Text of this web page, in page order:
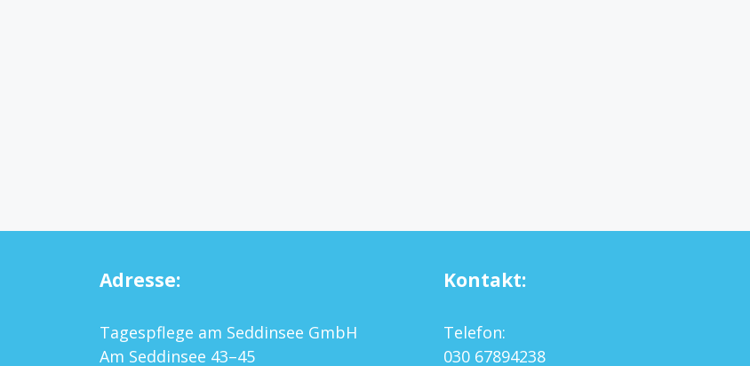
Adresse:
Tagespflege am Seddinsee GmbH
Am Seddinsee 43–45
Kontakt:
Telefon:
030 67894238